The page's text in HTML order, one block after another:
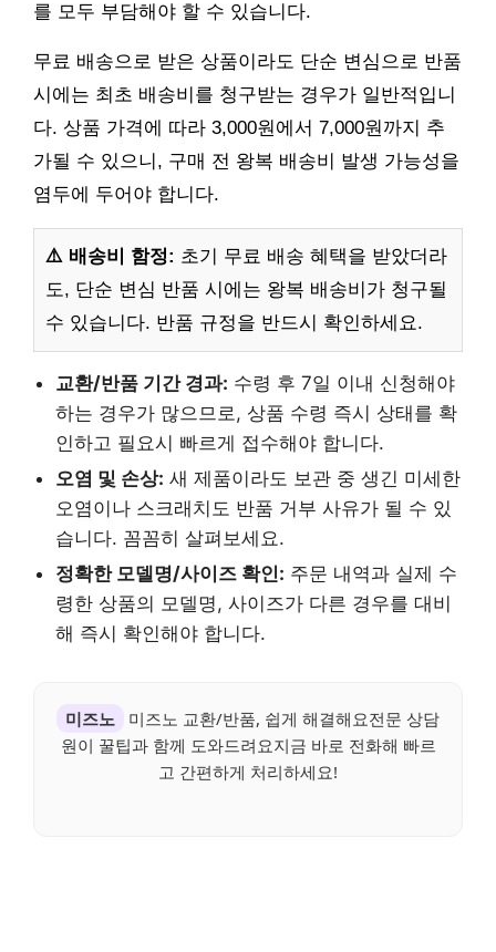
를 모두 부담해야 할 수 있습니다.
무료 배송으로 받은 상품이라도 단순 변심으로 반품
시에는 최초 배송비를 청구받는 경우가 일반적입니
다. 상품 가격에 따라 3,000원에서 7,000원까지 추
가될 수 있으니, 구매 전 왕복 배송비 발생 가능성을
염두에 두어야 합니다.
⚠️ 배송비 함정: 초기 무료 배송 혜택을 받았더라
도, 단순 변심 반품 시에는 왕복 배송비가 청구될
수 있습니다. 반품 규정을 반드시 확인하세요.
교환/반품 기간 경과: 수령 후 7일 이내 신청해야
하는 경우가 많으므로, 상품 수령 즉시 상태를 확
인하고 필요시 빠르게 접수해야 합니다.
오염 및 손상: 새 제품이라도 보관 중 생긴 미세한
오염이나 스크래치도 반품 거부 사유가 될 수 있
습니다. 꼼꼼히 살펴보세요.
정확한 모델명/사이즈 확인: 주문 내역과 실제 수
령한 상품의 모델명, 사이즈가 다른 경우를 대비
해 즉시 확인해야 합니다.
미즈노
미즈노 교환/반품, 쉽게 해결해요전문 상담
원이 꿀팁과 함께 도와드려요지금 바로 전화해 빠르
고 간편하게 처리하세요!